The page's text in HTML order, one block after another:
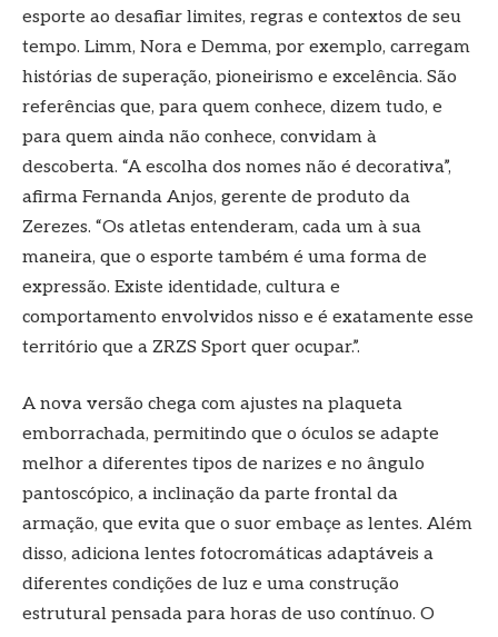
esporte ao desafiar limites, regras e contextos de seu
tempo. Limm, Nora e Demma, por exemplo, carregam
histórias de superação, pioneirismo e excelência. São
referências que, para quem conhece, dizem tudo, e
para quem ainda não conhece, convidam à
descoberta. “A escolha dos nomes não é decorativa”,
afirma Fernanda Anjos, gerente de produto da
Zerezes. “Os atletas entenderam, cada um à sua
maneira, que o esporte também é uma forma de
expressão. Existe identidade, cultura e
comportamento envolvidos nisso e é exatamente esse
território que a ZRZS Sport quer ocupar.”.
A nova versão chega com ajustes na plaqueta
emborrachada, permitindo que o óculos se adapte
melhor a diferentes tipos de narizes e no ângulo
pantoscópico, a inclinação da parte frontal da
armação, que evita que o suor embaçe as lentes. Além
disso, adiciona lentes fotocromáticas adaptáveis a
diferentes condições de luz e uma construção
estrutural pensada para horas de uso contínuo. O